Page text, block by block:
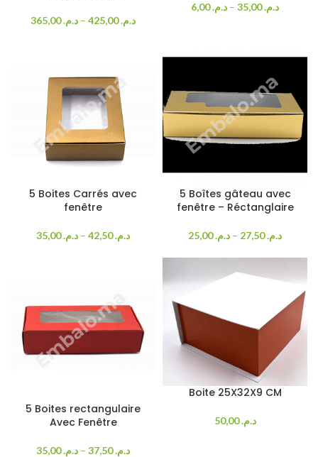
د.م.365,00 – د.م.425,00
د.م.6,00 – د.م.35,00
5 Boites Carrés avec
fenêtre
د.م.35,00 – د.م.42,50
5 Boîtes gâteau avec
fenêtre – Réctanglaire
د.م.25,00 – د.م.27,50
5 Boites rectangulaire
Avec Fenêtre
د.م.35,00 – د.م.37,50
Boite 25X32X9 CM
د.م.50,00